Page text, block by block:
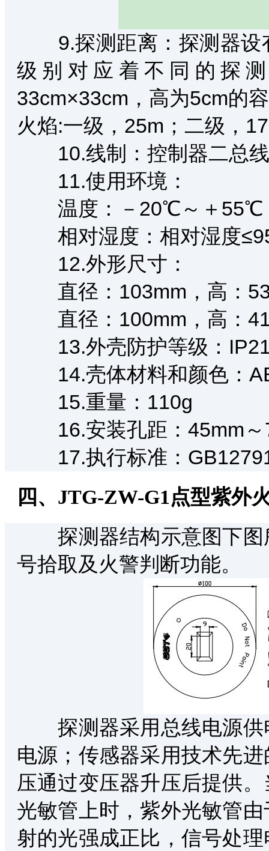
9.探测距离：探测器设
级别对应着不同的探
33cm×33cm，高为5cm的
火焰:一级，25m；二级，
10.线制：控制器二总线
11.使用环境：
温度：－20℃～＋55℃
相对湿度：相对湿度
12.外形尺寸：
直径：103mm，高：
直径：100mm，高：
13.外壳防护等级：
14.壳体材料和颜色：
15.重量：110g
16.安装孔距：45mm～
17.执行标准：
四、JTG-ZW-G1点型紫外
探测器结构示意图下图
号拾取及火警判断功能。
探测器采用总线电源供
电源；传感器采用技术先
压通过变压器升压后提供
光敏管上时，紫外光敏管
射的光强成正比，信号处